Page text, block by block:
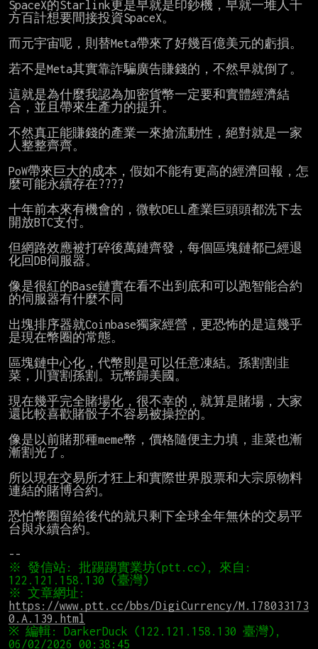
SpaceX的Starlink更是早就是印鈔機，早就一堆人千
方百計想要間接投資SpaceX。
而元宇宙呢，則替Meta帶來了好幾百億美元的虧損。
若不是Meta其實靠詐騙廣告賺錢的，不然早就倒了。
這就是為什麼我認為加密貨幣一定要和實體經濟結
合，並且帶來生產力的提升。
不然真正能賺錢的產業一來搶流動性，絕對就是一家
人整整齊齊。
PoW帶來巨大的成本，假如不能有更高的經濟回報，怎
麼可能永續存在????
十年前本來有機會的，微軟DELL產業巨頭頭都洗下去
開放BTC支付。
但網路效應被打碎後萬鏈齊發，每個區塊鏈都已經退
化回DB伺服器。
像是很紅的Base鏈實在看不出到底和可以跑智能合約
的伺服器有什麼不同
出塊排序器就Coinbase獨家經營，更恐怖的是這幾乎
是現在幣圈的常態。
區塊鏈中心化，代幣則是可以任意凍結。孫割割韭
菜，川寶割孫割。玩幣歸美國。
現在幾乎完全賭場化，很不幸的，就算是賭場，大家
還比較喜歡賭骰子不容易被操控的。
像是以前賭那種meme幣，價格隨便主力填，韭菜也漸
漸割光了。
所以現在交易所才狂上和實際世界股票和大宗原物料
連結的賭博合約。
恐怕幣圈留給後代的就只剩下全球全年無休的交易平
台與永續合約。
※ 發信站: 批踢踢實業坊(ptt.cc), 來自:
https://www.ptt.cc/bbs/DigiCurrency/M.178033173
0.A.139.html
※ 編輯: DarkerDuck (122.121.158.130 臺灣),